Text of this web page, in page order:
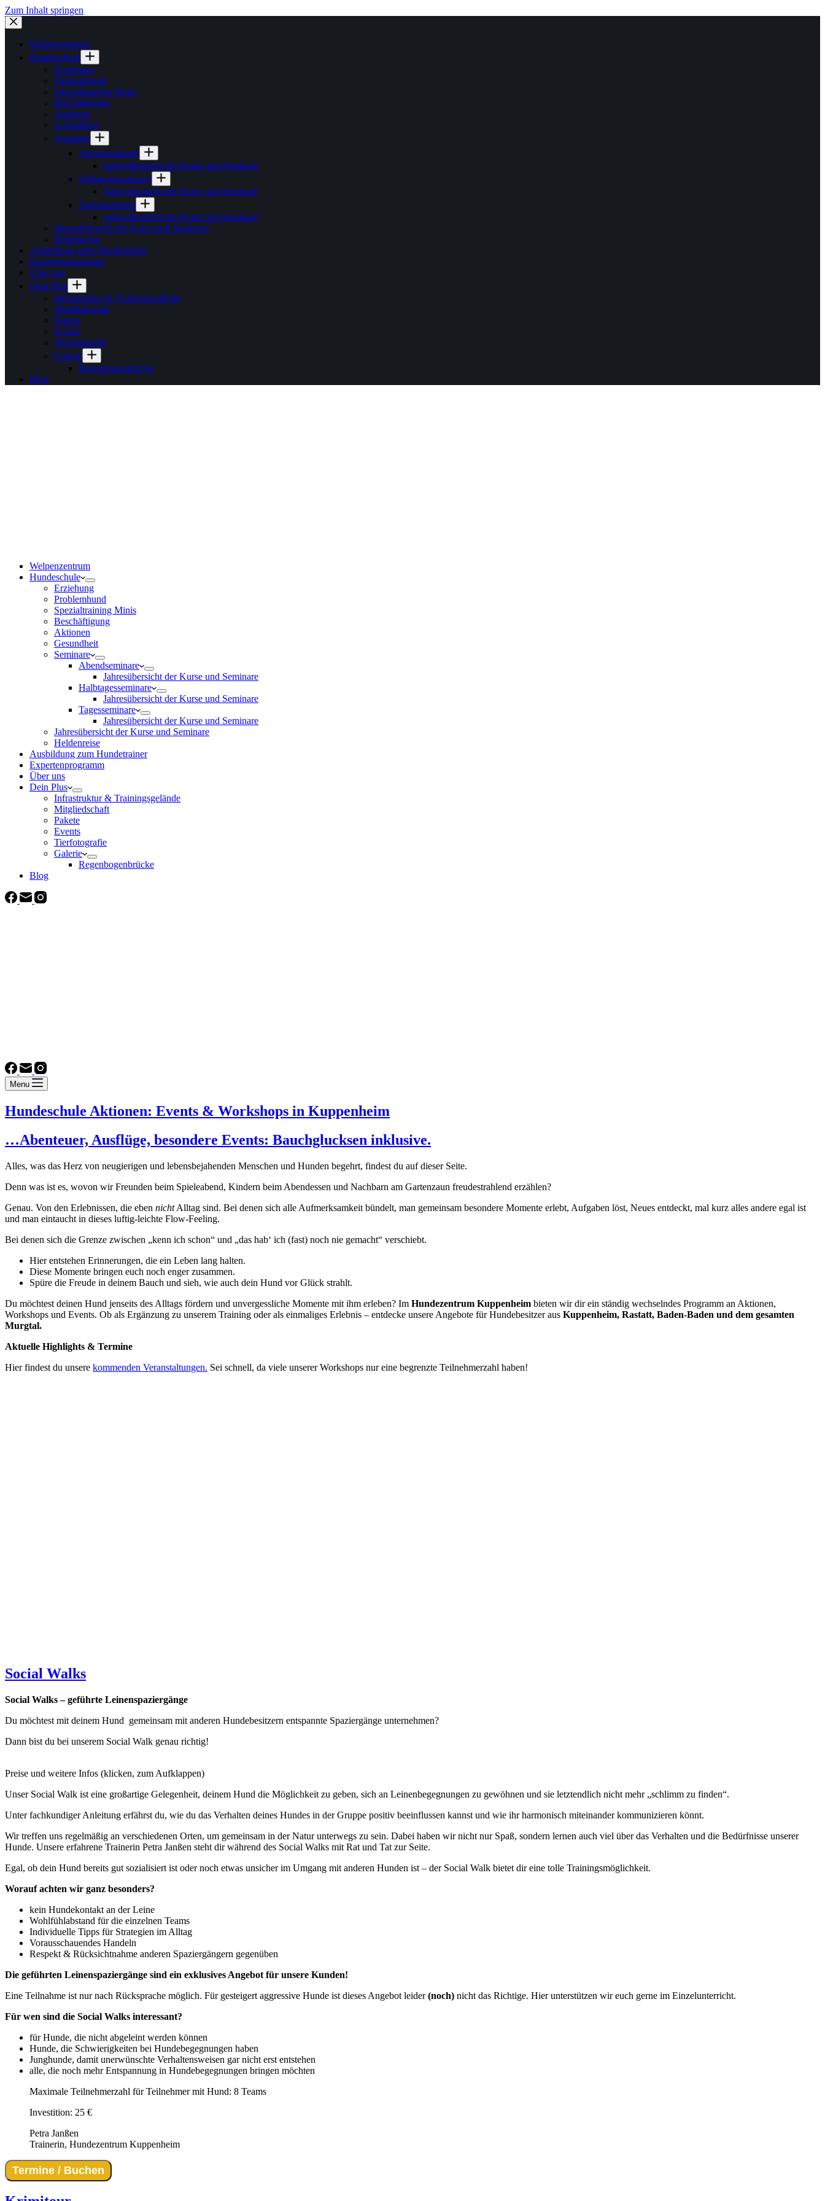
Zum Inhalt springen
Welpenzentrum
Hundeschule
Erziehung
Problemhund
Spezialtraining Minis
Beschäftigung
Aktionen
Gesundheit
Seminare
Abendseminare
Jahresübersicht der Kurse und Seminare
Halbtagesseminare
Jahresübersicht der Kurse und Seminare
Tagesseminare
Jahresübersicht der Kurse und Seminare
Jahresübersicht der Kurse und Seminare
Heldenreise
Ausbildung zum Hundetrainer
Expertenprogramm
Über uns
Dein Plus
Infrastruktur & Trainingsgelände
Mitgliedschaft
Pakete
Events
Tierfotografie
Galerie
Regenbogenbrücke
Blog
Welpenzentrum
Hundeschule
Erziehung
Problemhund
Spezialtraining Minis
Beschäftigung
Aktionen
Gesundheit
Seminare
Abendseminare
Jahresübersicht der Kurse und Seminare
Halbtagesseminare
Jahresübersicht der Kurse und Seminare
Tagesseminare
Jahresübersicht der Kurse und Seminare
Jahresübersicht der Kurse und Seminare
Heldenreise
Ausbildung zum Hundetrainer
Expertenprogramm
Über uns
Dein Plus
Infrastruktur & Trainingsgelände
Mitgliedschaft
Pakete
Events
Tierfotografie
Galerie
Regenbogenbrücke
Blog
Menu
Hundeschule Aktionen: Events & Workshops in Kuppenheim
…Abenteuer, Ausflüge, besondere Events: Bauchglucksen inklusive.
Alles, was das Herz von neugierigen und lebensbejahenden Menschen und Hunden begehrt, findest du auf dieser Seite.
Denn was ist es, wovon wir Freunden beim Spieleabend, Kindern beim Abendessen und Nachbarn am Gartenzaun freudestrahlend erzählen?
Genau. Von den Erlebnissen, die eben nichtAlltag sind. Bei denen sich alle Aufmerksamkeit bündelt, man gemeinsam besondere Momente erlebt, Aufgaben löst, Neues entdeckt, mal kurz alles andere egal ist
und man eintaucht in dieses luftig-leichte Flow-Feeling.
Bei denen sich die Grenze zwischen „kenn ich schon“ und „das hab‘ ich (fast) noch nie gemacht“ verschiebt.
Hier entstehen Erinnerungen, die ein Leben lang halten.
Diese Momente bringen euch noch enger zusammen.
Spüre die Freude in deinem Bauch und sieh, wie auch dein Hund vor Glück strahlt.
Du möchtest deinen Hund jenseits des Alltags fördern und unvergessliche Momente mit ihm erleben? Im Hundezentrum Kuppenheim bieten wir dir ein ständig wechselndes Programm an Aktionen,
Workshops und Events. Ob als Ergänzung zu unserem Training oder als einmaliges Erlebnis – entdecke unsere Angebote für Hundebesitzer aus Kuppenheim, Rastatt, Baden-Baden und dem gesamten
Murgtal.
Aktuelle Highlights & Termine
Hier findest du unsere kommenden Veranstaltungen. Sei schnell, da viele unserer Workshops nur eine begrenzte Teilnehmerzahl haben!
Social Walks
Social Walks – geführte Leinenspaziergänge
Du möchtest mit deinem Hund gemeinsam mit anderen Hundebesitzern entspannte Spaziergänge unternehmen?
Dann bist du bei unserem Social Walk genau richtig!
Preise und weitere Infos (klicken, zum Aufklappen)
Unser Social Walk ist eine großartige Gelegenheit, deinem Hund die Möglichkeit zu geben, sich an Leinenbegegnungen zu gewöhnen und sie letztendlich nicht mehr „schlimm zu finden“.
Unter fachkundiger Anleitung erfährst du, wie du das Verhalten deines Hundes in der Gruppe positiv beeinflussen kannst und wie ihr harmonisch miteinander kommunizieren könnt.
Wir treffen uns regelmäßig an verschiedenen Orten, um gemeinsam in der Natur unterwegs zu sein. Dabei haben wir nicht nur Spaß, sondern lernen auch viel über das Verhalten und die Bedürfnisse unserer
Hunde. Unsere erfahrene Trainerin Petra Janßen steht dir während des Social Walks mit Rat und Tat zur Seite.
Egal, ob dein Hund bereits gut sozialisiert ist oder noch etwas unsicher im Umgang mit anderen Hunden ist – der Social Walk bietet dir eine tolle Trainingsmöglichkeit.
Worauf achten wir ganz besonders?
kein Hundekontakt an der Leine
Wohlfühlabstand für die einzelnen Teams
Individuelle Tipps für Strategien im Alltag
Vorausschauendes Handeln
Respekt & Rücksichtnahme anderen Spaziergängern gegenüben
Die geführten Leinenspaziergänge sind ein exklusives Angebot für unsere Kunden!
Eine Teilnahme ist nur nach Rücksprache möglich. Für gesteigert aggressive Hunde ist dieses Angebot leider(noch) nicht das Richtige. Hier unterstützen wir euch gerne im Einzelunterricht.
Für wen sind die Social Walks interessant?
für Hunde, die nicht abgeleint werden können
Hunde, die Schwierigkeiten bei Hundebegegnungen haben
Junghunde, damit unerwünschte Verhaltensweisen gar nicht erst entstehen
alle, die noch mehr Entspannung in Hundebegegnungen bringen möchten
Maximale Teilnehmerzahl für Teilnehmer mit Hund: 8 Teams
Investition: 25 €
Petra Janßen
Trainerin, Hundezentrum Kuppenheim
Termine / Buchen